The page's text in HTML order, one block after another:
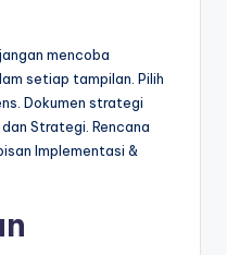
mencoba
setiap tampilan. Pilih
Dokumen strategi
Strategi. Rencana
Implementasi &